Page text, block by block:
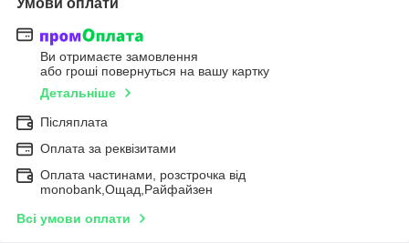
Умови оплати
Ви отримаєте замовлення
або гроші повернуться на вашу картку
Детальніше
Післяплата
Оплата за реквізитами
Оплата частинами, розстрочка від
monobank,Ощад,Райфайзен
Всі умови оплати